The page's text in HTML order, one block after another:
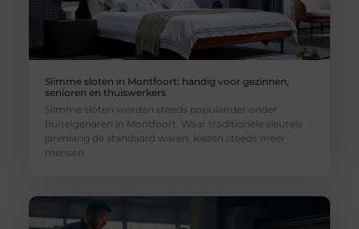
Slimme sloten in Montfoort: handig voor gezinnen,
senioren en thuiswerkers
Slimme sloten worden steeds populairder onder
huiseigenaren in Montfoort. Waar traditionele sleutels
jarenlang de standaard waren, kiezen steeds meer
mensen